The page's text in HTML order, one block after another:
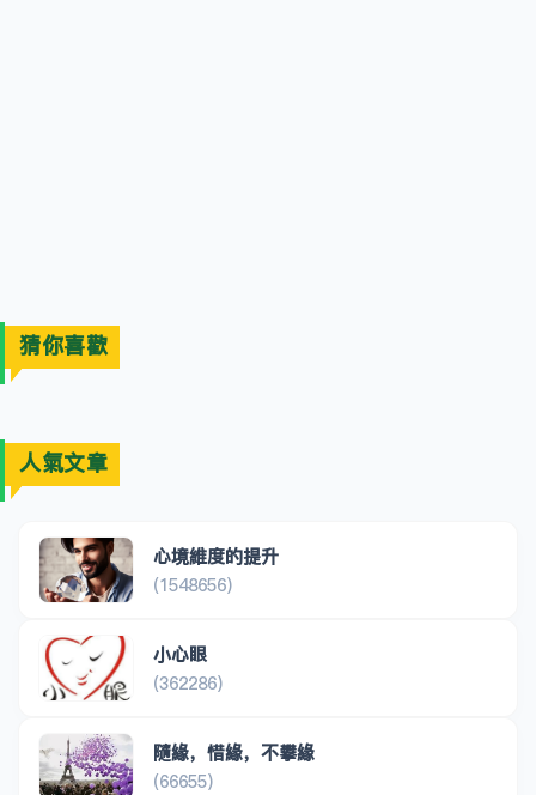
猜你喜歡
人氣文章
心境維度的提升
(1548656)
小心眼
(362286)
隨緣，惜緣，不攀緣
(66655)